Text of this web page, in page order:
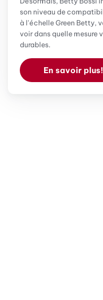
son niveau de
à l'échelle Green Betty,
voir dans quelle mesure
durables.
En savoir plus!